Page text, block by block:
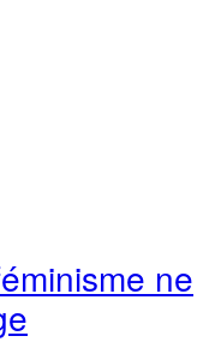
ne